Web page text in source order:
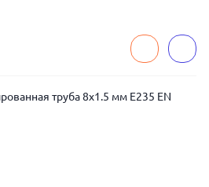
труба 8x1.5 мм E235 EN